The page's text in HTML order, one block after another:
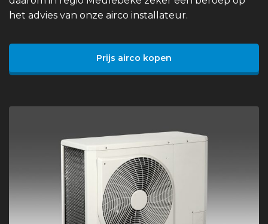
het advies van onze airco installateur.
Prijs airco kopen